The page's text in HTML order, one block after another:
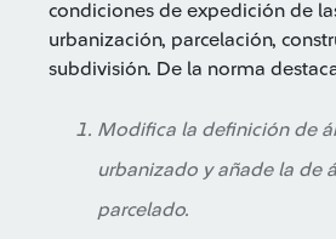
condiciones de expedición de
urbanización, parcelación,
subdivisión. De la norma
Modifica la definición de
urbanizado y añade la de
parcelado.